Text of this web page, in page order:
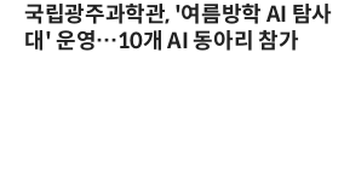
국립광주과학관, '여름방학 AI 탐사
대' 운영…10개 AI 동아리 참가